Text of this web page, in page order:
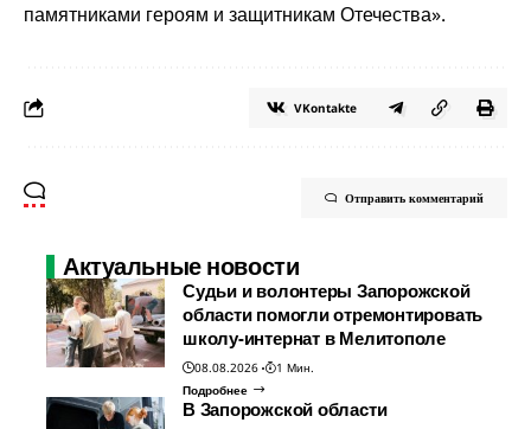
памятниками героям и защитникам Отечества».
VKontakte
Отправить комментарий
Актуальные новости
Судьи и волонтеры Запорожской
области помогли отремонтировать
школу-интернат в Мелитополе
08.08.2026
1 Мин.
Подробнее
В Запорожской области